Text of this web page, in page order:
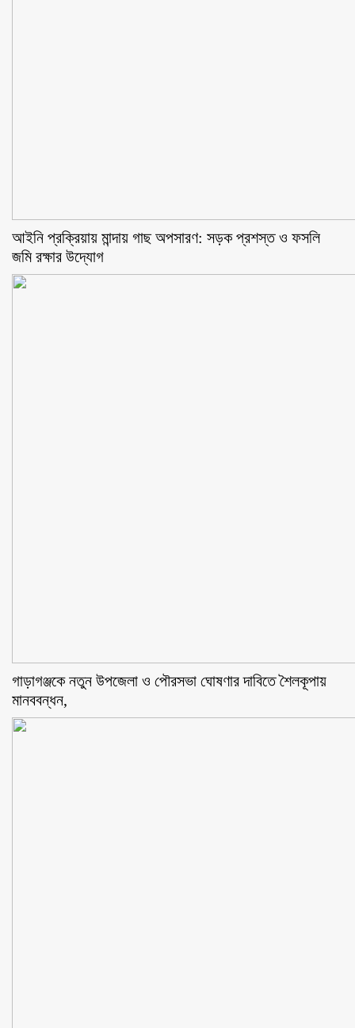
আইনি প্রক্রিয়ায় মান্দায় গাছ অপসারণ: সড়ক প্রশস্ত ও ফসলি
জমি রক্ষার উদ্যোগ
গাড়াগঞ্জকে নতুন উপজেলা ও পৌরসভা ঘোষণার দাবিতে শৈলকূপায়
মানববন্ধন,